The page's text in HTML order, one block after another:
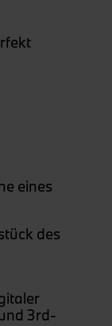
eines
des
3rd-